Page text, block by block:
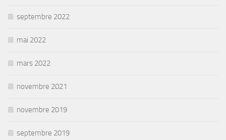
septembre 2022
mai 2022
mars 2022
novembre 2021
novembre 2019
septembre 2019